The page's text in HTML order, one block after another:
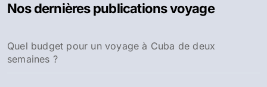
r
e
r
Nos dernières publications voyage
Quel budget pour un voyage à Cuba de deux
semaines ?